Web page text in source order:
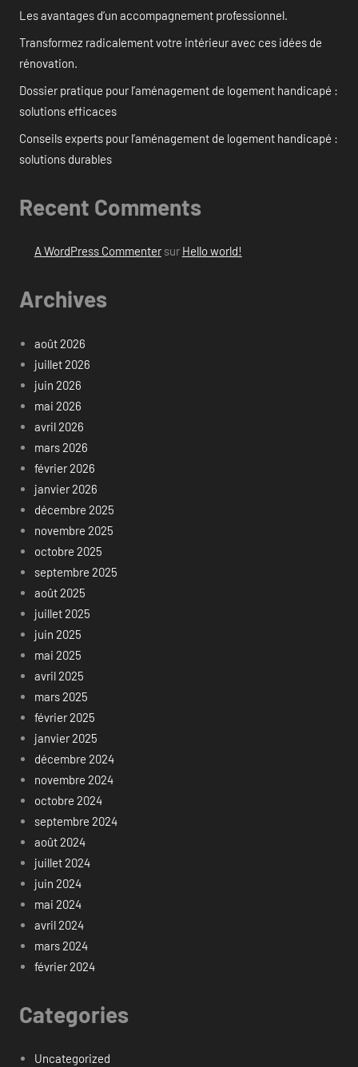
Les avantages d’un accompagnement professionnel.
Transformez radicalement votre intérieur avec ces idées de
rénovation.
Dossier pratique pour l’aménagement de logement handicapé :
solutions efficaces
Conseils experts pour l’aménagement de logement handicapé :
solutions durables
Recent Comments
A WordPress Commentersur Hello world!
Archives
août 2026
juillet 2026
juin 2026
mai 2026
avril 2026
mars 2026
février 2026
janvier 2026
décembre 2025
novembre 2025
octobre 2025
septembre 2025
août 2025
juillet 2025
juin 2025
mai 2025
avril 2025
mars 2025
février 2025
janvier 2025
décembre 2024
novembre 2024
octobre 2024
septembre 2024
août 2024
juillet 2024
juin 2024
mai 2024
avril 2024
mars 2024
février 2024
Categories
Uncategorized